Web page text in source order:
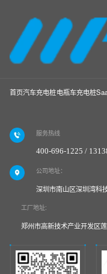
首页汽车充电桩电瓶车充电桩
服务热线
400-696-1225 /
公司地址：
深圳市南山区深圳湾科
工厂地址:
郑州市高新技术产业开发区